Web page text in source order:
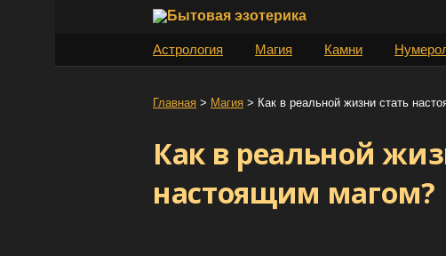
Астрология Магия Камни
Главная > Магия > Как в реальной жизни стать
Как в реальной
настоящим магом?